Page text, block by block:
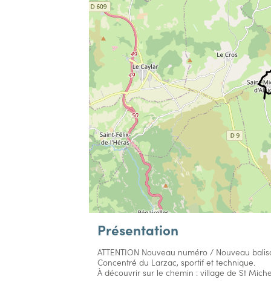
Présentation
ATTENTION Nouveau numéro / Nouveau
Concentré du Larzac, sportif et technique.
À découvrir sur le chemin : village de St